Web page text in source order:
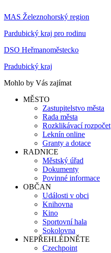
MAS Železnohorský region
Pardubický kraj pro rodinu
DSO Heřmanoměstecko
Pradubický kraj
Mohlo by Vás zajímat
MĚSTO
Zastupitelstvo města
Rada města
Rozklikávací rozpočet
Leknín online
Granty a dotace
RADNICE
Městský úřad
Dokumenty
Povinné informace
OBČAN
Události v obci
Knihovna
Kino
Sportovní hala
Sokolovna
NEPŘEHLÉDNĚTE
Czechpoint